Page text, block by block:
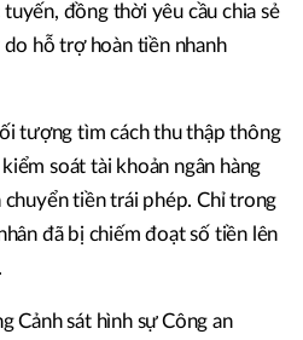
đồng thời yêu cầu chia sẻ
hỗ trợ hoàn tiền nhanh
tượng tìm cách thu thập thông
soát tài khoản ngân hàng
tiền trái phép. Chỉ trong
đã bị chiếm đoạt số tiền lên
Cảnh sát hình sự Công an